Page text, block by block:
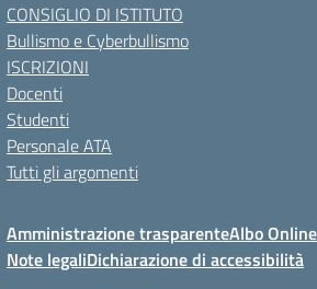
CONSIGLIO DI ISTITUTO
Bullismo e Cyberbullismo
ISCRIZIONI
Docenti
Studenti
Personale ATA
Tutti gli argomenti
Amministrazione trasparenteAlbo Online
Note legaliDichiarazione di accessibilità